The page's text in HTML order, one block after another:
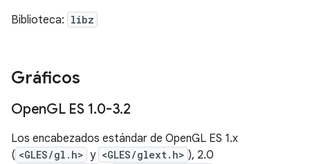
Biblioteca: libz
Gráficos
OpenGL ES 1.0-3.2
Los encabezados estándar de OpenGL ES 1.x
( <GLES/gl.h> y <GLES/glext.h> ), 2.0